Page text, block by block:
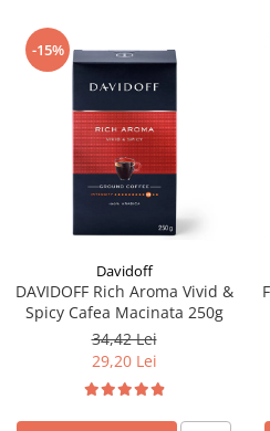
-15%
Davidoff
DAVIDOFF Rich Aroma Vivid &
Spicy Cafea Macinata 250g
34,42 Lei
29,20 Lei